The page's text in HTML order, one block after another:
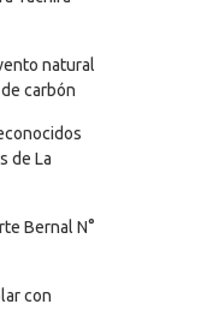
natural
carbón
de La
Bernal N°
con